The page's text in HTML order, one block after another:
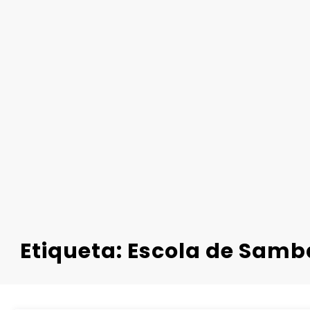
Etiqueta: Escola de